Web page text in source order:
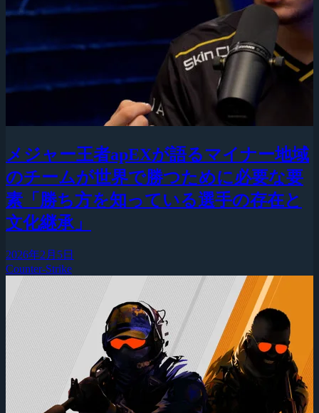
メジャー王者apEXが語るマイナー地域
のチームが世界で勝つために必要な要
素「勝ち方を知っている選手の存在と
文化継承」
2026年2月5日
Counter-Strike